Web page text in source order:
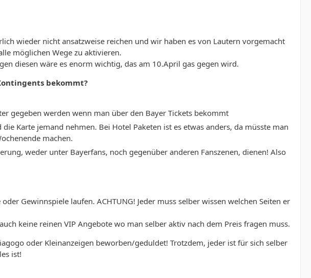
wieder nicht ansatzweise reichen und wir haben es von Lautern vorgemacht
möglichen Wege zu aktivieren.
diesen wäre es enorm wichtig, das am 10.April gas gegen wird.
bekommt?
gegeben werden wenn man über den Bayer Tickets bekommt
Karte jemand nehmen. Bei Hotel Paketen ist es etwas anders, da müsste man
machen.
weder unter Bayerfans, noch gegenüber anderen Fanszenen, dienen! Also
Gewinnspiele laufen. ACHTUNG! Jeder muss selber wissen welchen Seiten er
keine reinen VIP Angebote wo man selber aktiv nach dem Preis fragen muss.
oder Kleinanzeigen beworben/geduldet! Trotzdem, jeder ist für sich selber
ist!